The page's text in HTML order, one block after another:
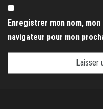
Enregistrer mon nom,
navigateur pour mon